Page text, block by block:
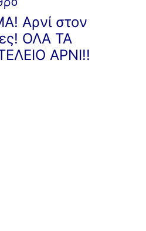
Αρνί στον
ΟΛΑ ΤΑ
ΑΡΝΙ!!